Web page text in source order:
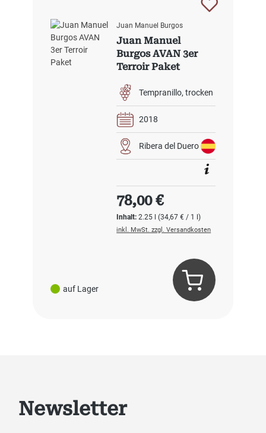
auf Lager
Juan Manuel Burgos
Juan Manuel
Burgos AVAN 3er
Terroir Paket
Tempranillo trocken
2018
Ribera del Duero
Inhalt:2.25 l(34,67 € / 1 l)
Regulärer Preis:
78,00 €
inkl. MwSt. zzgl. Versandkosten
Newsletter